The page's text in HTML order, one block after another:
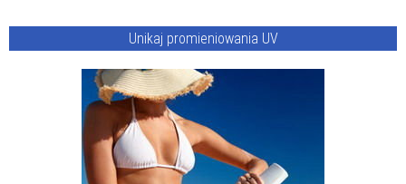
Unikaj promieniowania UV